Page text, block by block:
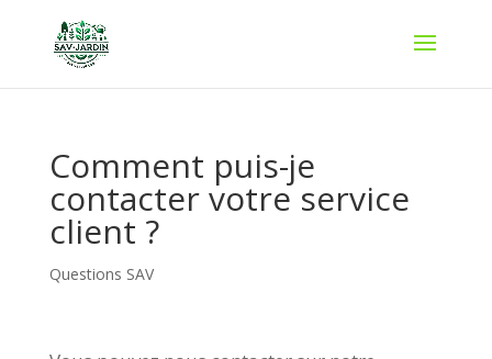
Comment puis-je
contacter votre service
client ?
Questions SAV